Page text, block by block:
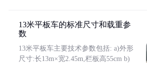
13米平板车的标准尺寸和载重参
数
13米平板车主要技术参数包括: a)外形
尺寸:长13m×宽2.45m,栏板高55cm b)